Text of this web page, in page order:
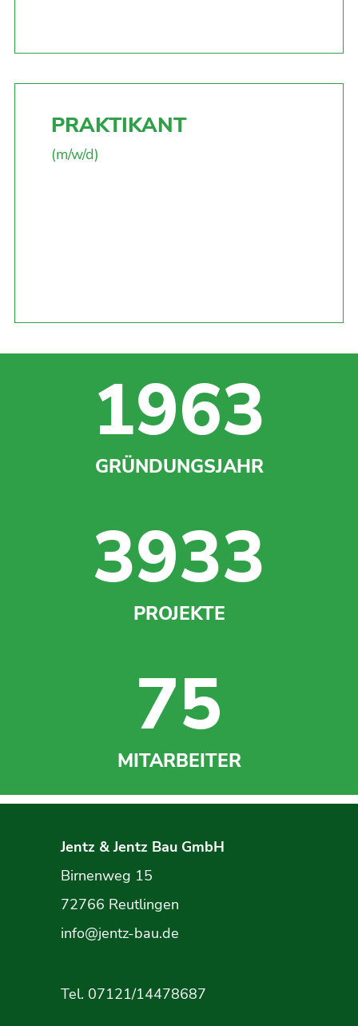
PRAKTIKANT
(m/w/d)
1963
GRÜNDUNGSJAHR
3933
PROJEKTE
75
MITARBEITER
Jentz & Jentz Bau GmbH
Birnenweg 15
72766 Reutlingen
info@jentz-bau.de
Tel. 07121/14478687